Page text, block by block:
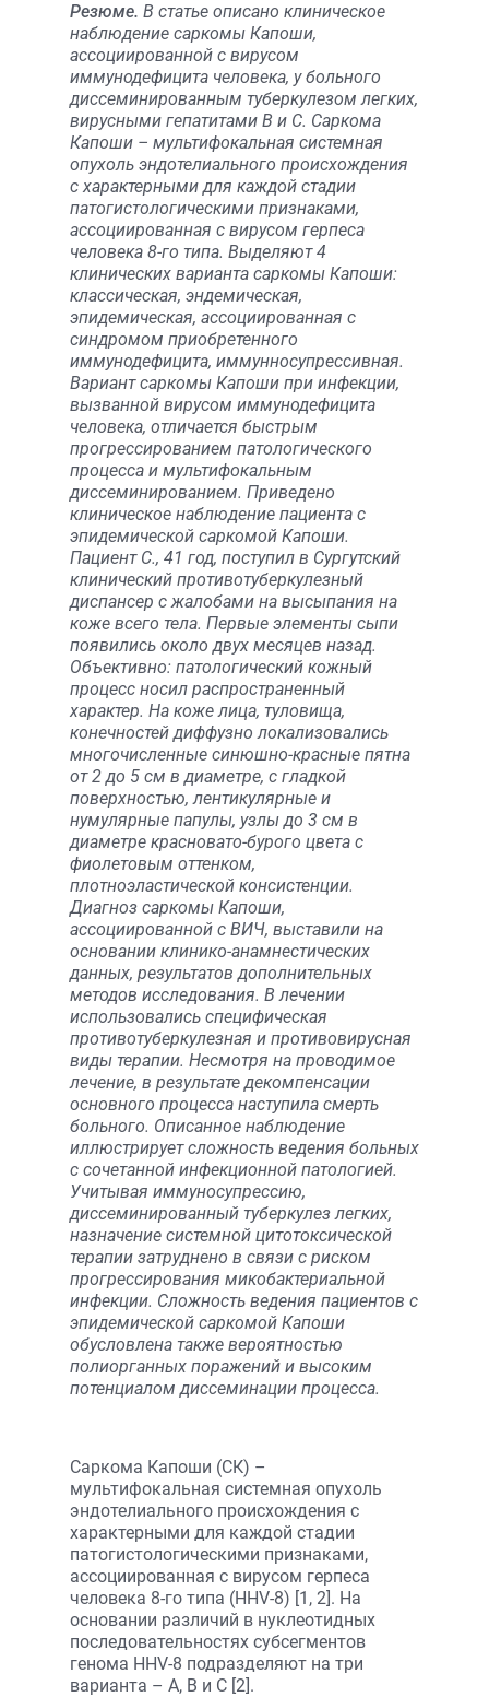
Резюме. В статье описано клиническое
наблюдение саркомы Капоши,
ассоциированной с вирусом
иммунодефицита человека, у больного
диссеминированным туберкулезом легких,
вирусными гепатитами В и С. Саркома
Капоши – мультифокальная системная
опухоль эндотелиального происхождения
с характерными для каждой стадии
патогистологическими признаками,
ассоциированная с вирусом герпеса
человека 8-го типа. Выделяют 4
клинических варианта саркомы Капоши:
классическая, эндемическая,
эпидемическая, ассоциированная с
синдромом приобретенного
иммунодефицита, иммунносупрессивная.
Вариант саркомы Капоши при инфекции,
вызванной вирусом иммунодефицита
человека, отличается быстрым
прогрессированием патологического
процесса и мультифокальным
диссеминированием. Приведено
клиническое наблюдение пациента с
эпидемической саркомой Капоши.
Пациент С., 41 год, поступил в Сургутский
клинический противотуберкулезный
диспансер с жалобами на высыпания на
коже всего тела. Первые элементы сыпи
появились около двух месяцев назад.
Объективно: патологический кожный
процесс носил распространенный
характер. На коже лица, туловища,
конечностей диффузно локализовались
многочисленные синюшно-красные пятна
от 2 до 5 см в диаметре, с гладкой
поверхностью, лентикулярные и
нумулярные папулы, узлы до 3 см в
диаметре красновато-бурого цвета с
фиолетовым оттенком,
плотноэластической консистенции.
Диагноз саркомы Капоши,
ассоциированной с ВИЧ, выставили на
основании клинико-анамнестических
данных, результатов дополнительных
методов исследования. В лечении
использовались специфическая
противотуберкулезная и противовирусная
виды терапии. Несмотря на проводимое
лечение, в результате декомпенсации
основного процесса наступила смерть
больного. Описанное наблюдение
иллюстрирует сложность ведения больных
с сочетанной инфекционной патологией.
Учитывая иммуносупрессию,
диссеминированный туберкулез легких,
назначение системной цитотоксической
терапии затруднено в связи с риском
прогрессирования микобактериальной
инфекции. Сложность ведения пациентов с
эпидемической саркомой Капоши
обусловлена также вероятностью
полиорганных поражений и высоким
потенциалом диссеминации процесса.
Cаркома Капоши (СК) –
мультифокальная системная опухоль
эндотелиального происхождения с
характерными для каждой стадии
патогистологическими признаками,
ассоциированная с вирусом герпеса
человека 8-го типа (HHV-8) [1, 2]. На
основании различий в нуклеотидных
последовательностях субсегментов
генома HHV-8 подразделяют на три
варианта – А, В и С [2].